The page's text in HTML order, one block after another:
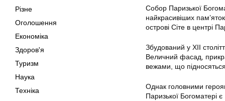
Різне
Оголошення
Економіка
Здоров'я
Туризм
Наука
Техніка
Собор Паризької
найкрасивіших
острові Сіте в центрі
Збудований у XII
Величний фасад,
вежами, що
Однак головними
Паризької Богоматері